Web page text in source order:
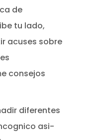
de
tu lado,
acuses sobre
consejos
diferentes
asi­